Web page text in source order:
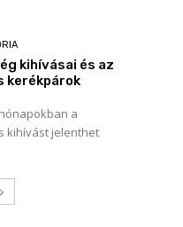
kihívásai és az
kerékpárok
a
kihívást jelenthet